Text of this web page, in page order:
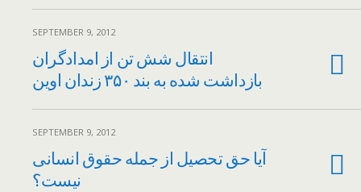
SEPTEMBER 9, 2012
انتقال شش تن از امدادگران
بازداشت شده به بند ۳۵۰ زندان اوین
SEPTEMBER 9, 2012
آیا حق تحصیل از جمله حقوق انسانی
نیست؟